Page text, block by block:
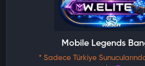
Mobile Legends
* Sadece Türkiye